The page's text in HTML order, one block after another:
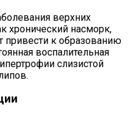
верхних
хронический насморк,
привести к образованию
воспалительная
слизистой